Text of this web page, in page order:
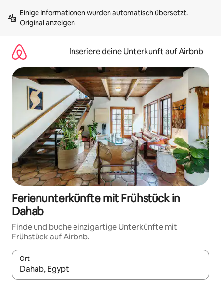
Inhalten
springenOriginal anzeigen
Inseriere deine Unterkunft auf Airbnb
Ferienunterkünfte mit Frühstück in
Dahab
Finde und buche einzigartige Unterkünfte mit
Frühstück auf Airbnb.
Ort
Wenn Ergebnisse verfügbar sind, navigiere mit den